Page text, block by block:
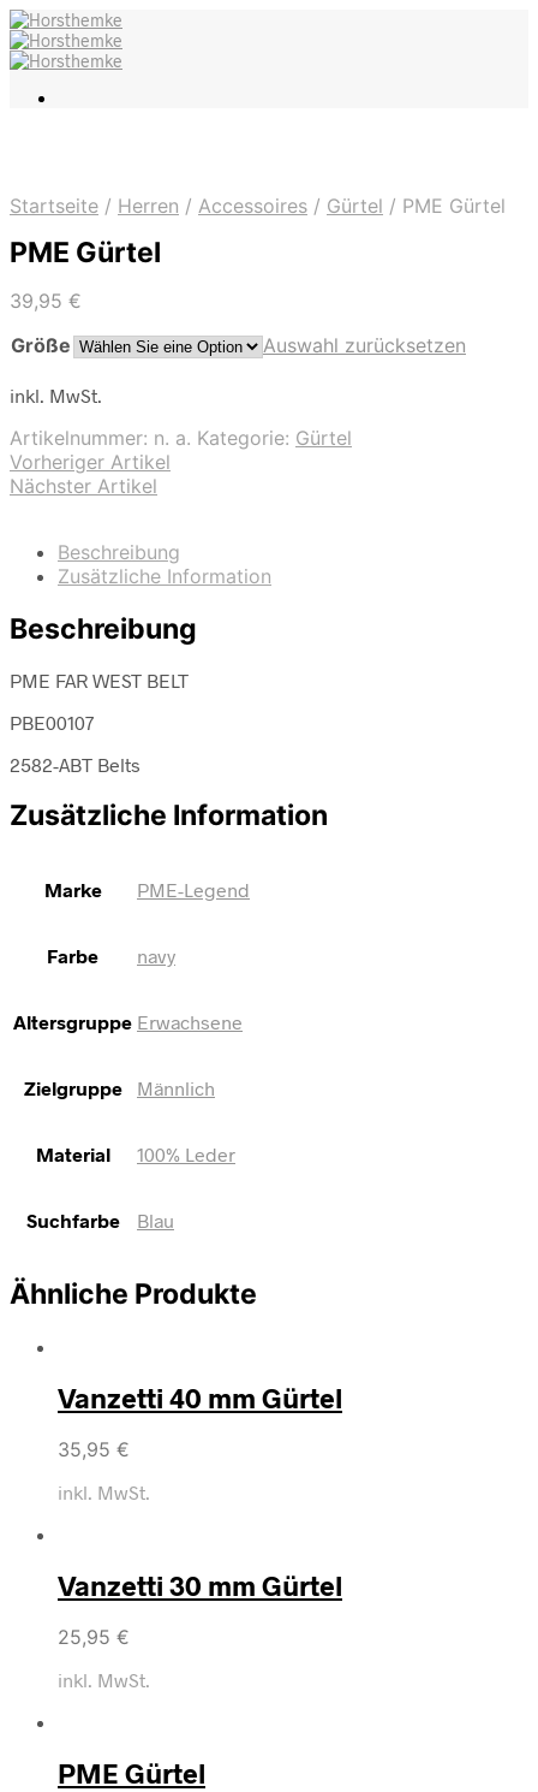
Startseite / Herren / Accessoires / Gürtel / PME Gürtel
PME Gürtel
39,95 €
Größe
Auswahl zurücksetzen
inkl. MwSt.
Artikelnummer: n. a. Kategorie: Gürtel
Vorheriger Artikel
Nächster Artikel
Beschreibung
Zusätzliche Information
Beschreibung
PME FAR WEST BELT
PBE00107
2582-ABT Belts
Zusätzliche Information
Marke PME-Legend
Farbe navy
Altersgruppe Erwachsene
Zielgruppe Männlich
Material 100% Leder
Suchfarbe Blau
Ähnliche Produkte
Vanzetti 40 mm Gürtel
35,95 €
inkl. MwSt.
Vanzetti 30 mm Gürtel
25,95 €
inkl. MwSt.
PME Gürtel